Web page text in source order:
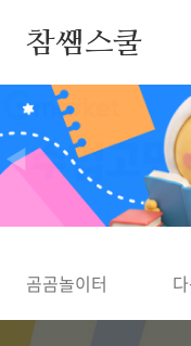
참쌤스쿨
◀
곰곰놀이터